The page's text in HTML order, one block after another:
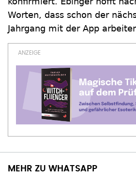
Worten, dass schon der
Jahrgang mit der App
MEHR ZU WHATSAPP